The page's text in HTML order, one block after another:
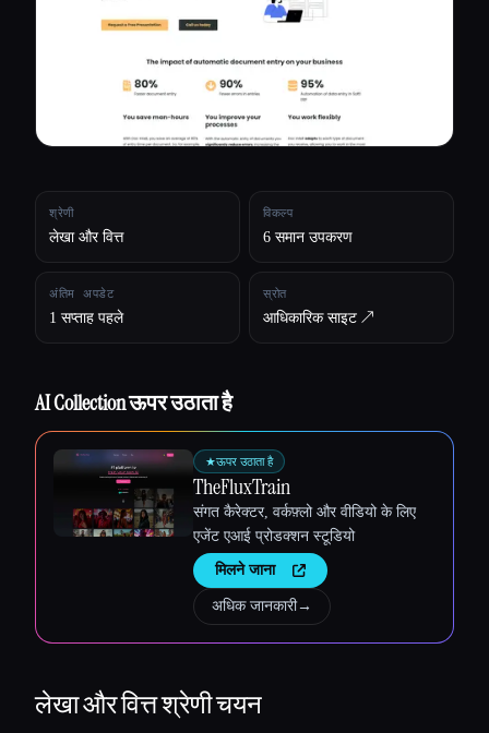
श्रेणी
लेखा और वित्त
विकल्प
6 समान उपकरण
अंतिम अपडेट
1 सप्ताह पहले
स्रोत
आधिकारिक साइट ↗︎
AI Collection ऊपर उठाता है
★ऊपर उठाता है
TheFluxTrain
संगत कैरेक्टर, वर्कफ़्लो और वीडियो के लिए
एजेंट एआई प्रोडक्शन स्टूडियो
मिलने जाना
अधिक जानकारी→
लेखा और वित्तश्रेणी चयन